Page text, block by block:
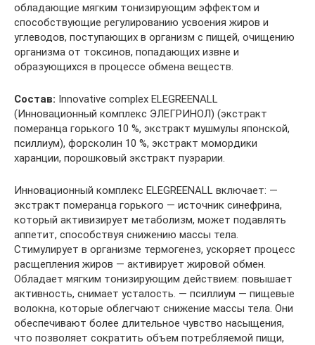
обладающие мягким тонизирующим эффектом и
способствующие регулированию усвоения жиров и
углеводов, поступающих в организм с пищей, очищению
организма от токсинов, попадающих извне и
образующихся в процессе обмена веществ.
Состав: Innovative complex ELEGREENALL
(Инновационный комплекс ЭЛЕГРИНОЛ) (экстракт
померанца горького 10 %, экстракт мушмулы японской,
псиллиум), форсколин 10 %, экстракт момордики
харанции, порошковый экстракт пуэрарии.
Инновационный комплекс ELEGREENALL включает: —
экстракт померанца горького — источник синефрина,
который активизирует метаболизм, может подавлять
аппетит, способствуя снижению массы тела.
Стимулирует в организме термогенез, ускоряет процесс
расщепления жиров — активирует жировой обмен.
Обладает мягким тонизирующим действием: повышает
активность, снимает усталость. — псиллиум — пищевые
волокна, которые облегчают снижение массы тела. Они
обеспечивают более длительное чувство насыщения,
что позволяет сократить объем потребляемой пищи,